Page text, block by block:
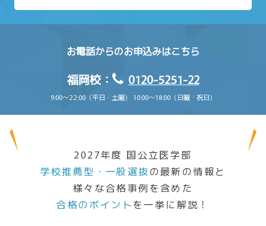
お電話からのお申込みはこちら
福岡校： 0120-5251-22
9:00〜22:00（平日・土曜） 10:00〜18:00（日曜・祝日）
2027年度 国公立医学部
学校推薦型・一般選抜の最新の情報と
様々な合格事例を含めた
合格のポイントを一挙に解説！